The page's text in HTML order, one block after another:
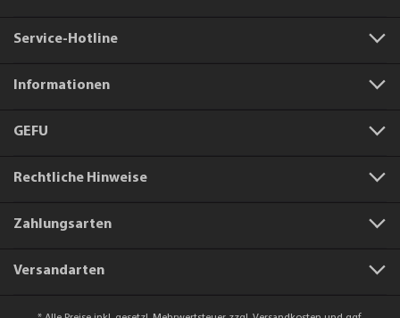
Service-Hotline
Informationen
GEFU
Rechtliche Hinweise
Zahlungsarten
Versandarten